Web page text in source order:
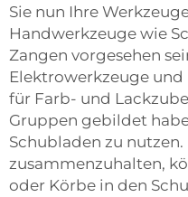
Sie nun Ihre
Handwerkzeuge wie
Zangen vorgesehen
Elektrowerkzeuge
für Farb- und
Gruppen gebildet
Schubladen zu
zusammenzuhalten,
oder Körbe in den